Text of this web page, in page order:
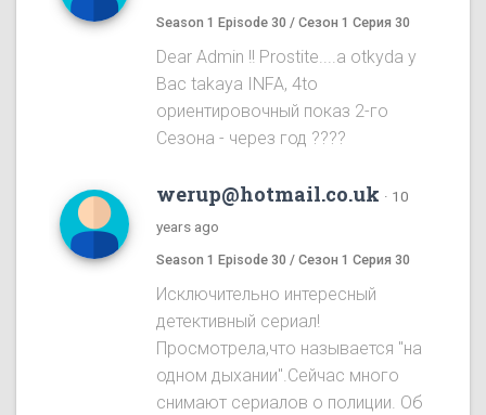
Season 1 Episode 30 / Сезон 1 Серия 30
Dear Admin !! Prostite....a otkyda y
Bac takaya INFA, 4to
ориентировочный показ 2-го
Cезона - через год ????
werup@hotmail.co.uk · 10
years ago
Season 1 Episode 30 / Сезон 1 Серия 30
Исключительно интересный
детективный сериал!
Просмотрела,что называется "на
одном дыхании".Сейчас много
снимают сериалов о полиции. Об